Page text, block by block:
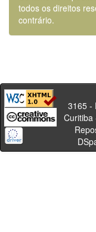
todos os direitos
contrário.
Av.
3165 -